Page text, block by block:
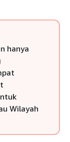
hanya
Wilayah